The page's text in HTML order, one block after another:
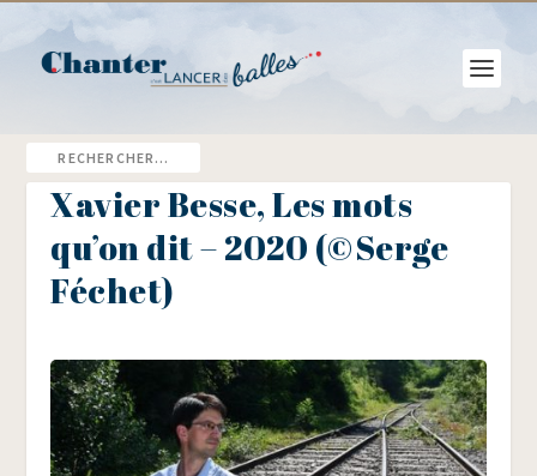
Xavier Besse, Les mots
qu’on dit – 2020 (©Serge
Féchet)